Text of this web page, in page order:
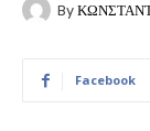
By
Facebook